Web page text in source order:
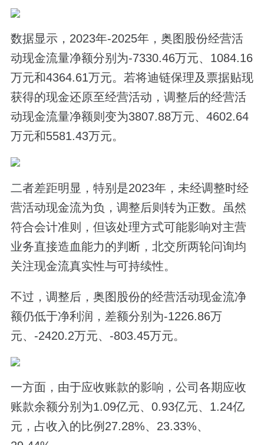
数据显示，2023年-2025年，奥图股份经营活
动现金流量净额分别为-7330.46万元、1084.16
万元和4364.61万元。若将迪链保理及票据贴现
获得的现金还原至经营活动，调整后的经营活
动现金流量净额则变为3807.88万元、4602.64
万元和5581.43万元。
二者差距明显，特别是2023年，未经调整时经
营活动现金流为负，调整后则转为正数。虽然
符合会计准则，但该处理方式可能影响对主营
业务直接造血能力的判断，北交所两轮问询均
关注现金流真实性与可持续性。
不过，调整后，奥图股份的经营活动现金流净
额仍低于净利润，差额分别为-1226.86万
元、-2420.2万元、-803.45万元。
一方面，由于应收账款的影响，公司各期应收
账款余额分别为1.09亿元、0.93亿元、1.24亿
元，占收入的比例27.28%、23.33%、